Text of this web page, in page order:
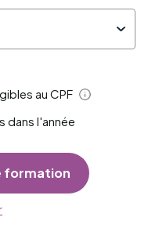
au CPF
Aide
dans l'année
formation